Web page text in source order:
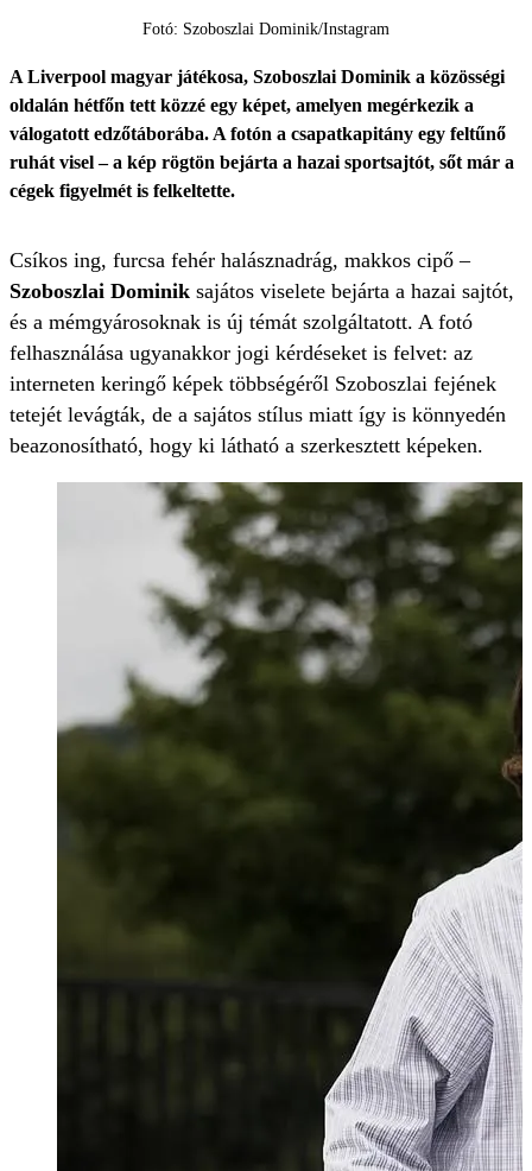
Fotó: Szoboszlai Dominik/Instagram
A Liverpool magyar játékosa, Szoboszlai Dominik a közösségi
oldalán hétfőn tett közzé egy képet, amelyen megérkezik a
válogatott edzőtáborába. A fotón a csapatkapitány egy feltűnő
ruhát visel – a kép rögtön bejárta a hazai sportsajtót, sőt már a
cégek figyelmét is felkeltette.
Csíkos ing, furcsa fehér halásznadrág, makkos cipő –
Szoboszlai Dominik sajátos viselete bejárta a hazai sajtót,
és a mémgyárosoknak is új témát szolgáltatott. A fotó
felhasználása ugyanakkor jogi kérdéseket is felvet: az
interneten keringő képek többségéről Szoboszlai fejének
tetejét levágták, de a sajátos stílus miatt így is könnyedén
beazonosítható, hogy ki látható a szerkesztett képeken.